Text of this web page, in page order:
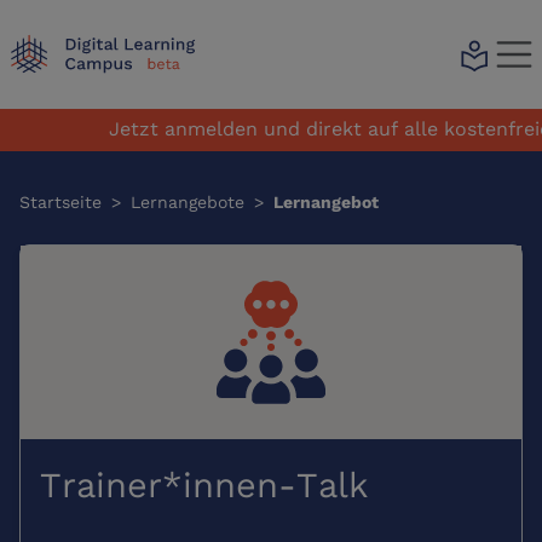
local_library
Jetzt anmelden und direkt auf alle kostenfreien
Startseite > Lernangebote > Lernangebot
Trainer*innen-Talk